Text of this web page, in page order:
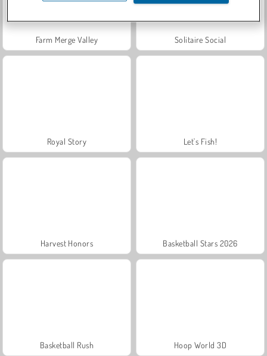
Farm Merge Valley Solitaire Social
Royal Story Let's Fish!
Harvest Honors Basketball Stars 2026
Basketball Rush Hoop World 3D